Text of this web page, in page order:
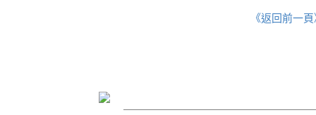
《返回前一